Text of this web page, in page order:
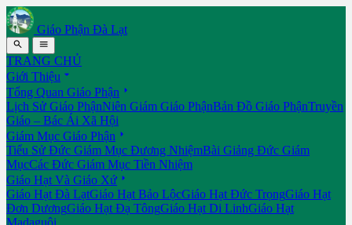
Giáo Phận Đà Lạt
 
TRANG CHỦ
Giới Thiệu 
Tổng Quan Giáo Phận 
Lịch Sử Giáo PhậnNiên Giám Giáo PhậnBản Đồ Giáo PhậnTruyền
Giáo – Bác Ái Xã Hội
Giám Mục Giáo Phận 
Tiểu Sử Đức Giám Mục Đương NhiệmBài Giảng Đức Giám
MụcCác Đức Giám Mục Tiền Nhiệm
Giáo Hạt Và Giáo Xứ 
Giáo Hạt Đà LạtGiáo Hạt Bảo LộcGiáo Hạt Đức TrọngGiáo Hạt
Đơn DươngGiáo Hạt Đạ TôngGiáo Hạt Di LinhGiáo Hạt
Madaguôi